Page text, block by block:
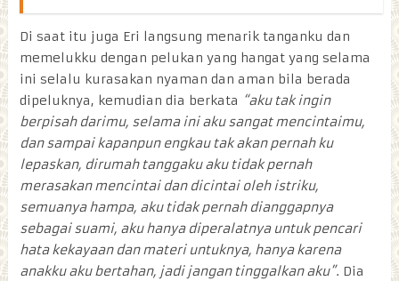
Di saat itu juga Eri langsung menarik tanganku dan
memelukku dengan pelukan yang hangat yang selama
ini selalu kurasakan nyaman dan aman bila berada
dipeluknya, kemudian dia berkata “aku tak ingin
berpisah darimu, selama ini aku sangat mencintaimu,
dan sampai kapanpun engkau tak akan pernah ku
lepaskan, dirumah tanggaku aku tidak pernah
merasakan mencintai dan dicintai oleh istriku,
semuanya hampa, aku tidak pernah dianggapnya
sebagai suami, aku hanya diperalatnya untuk pencari
hata kekayaan dan materi untuknya, hanya karena
anakku aku bertahan, jadi jangan tinggalkan aku”. Dia